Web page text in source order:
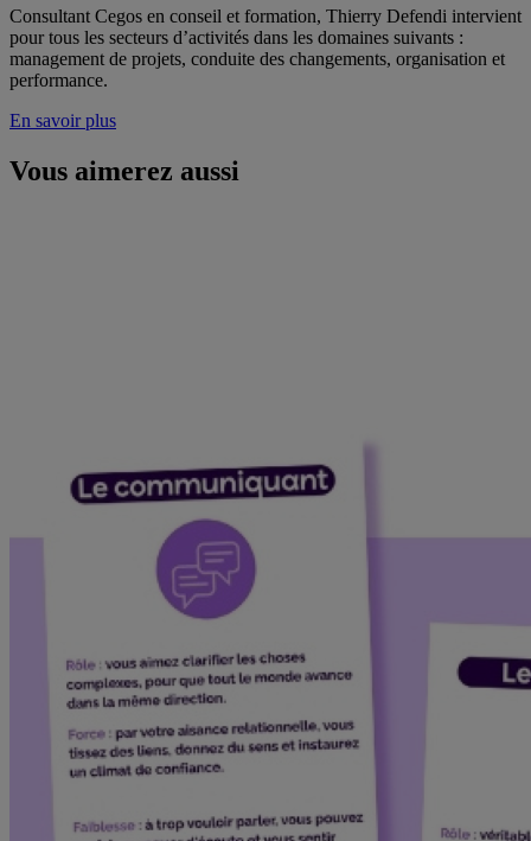
Consultant Cegos en conseil et formation, Thierry Defendi intervient
pour tous les secteurs d’activités dans les domaines suivants :
management de projets, conduite des changements, organisation et
performance.
En savoir plus
Vous aimerez aussi